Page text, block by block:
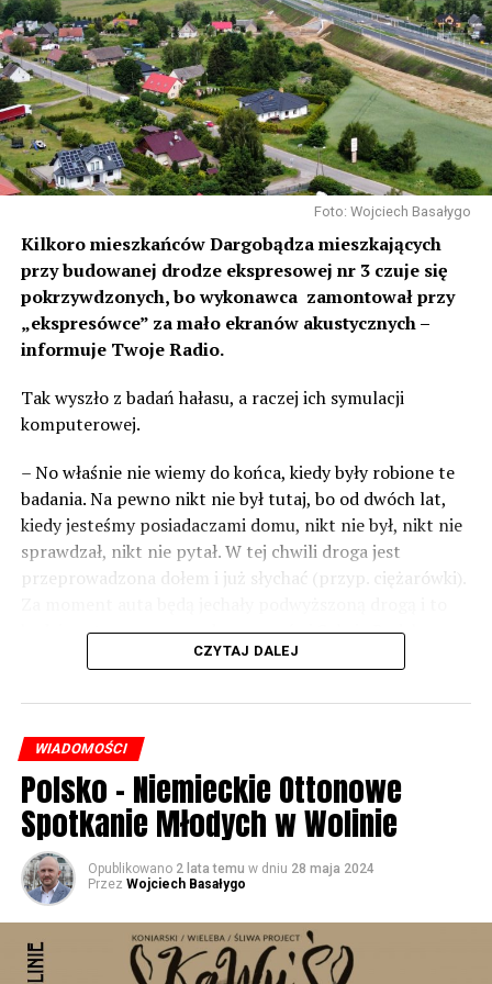
Foto: Wojciech Basałygo
Kilkoro mieszkańców Dargobądza mieszkających
przy budowanej drodze ekspresowej nr 3 czuje się
pokrzywdzonych, bo wykonawca zamontował przy
„ekspresówce” za mało ekranów akustycznych –
informuje Twoje Radio.
Tak wyszło z badań hałasu, a raczej ich symulacji
komputerowej.
– No właśnie nie wiemy do końca, kiedy były robione te
badania. Na pewno nikt nie był tutaj, bo od dwóch lat,
kiedy jesteśmy posiadaczami domu, nikt nie był, nikt nie
sprawdzał, nikt nie pytał. W tej chwili droga jest
przeprowadzona dołem i już słychać (przyp. ciężarówki).
będzie czteropasmowa droga – mówi Sylwia Rudak,
mieszkanka Dargobądza.
Inwestor tłumaczy, że poluzowano normy i to co było
hałasem jeszcze kilkanaście lat temu – dziś już nim nie
jest.
– Tych ekranów rzeczywiście w rejonie miejscowości
Dargobądz jest trochę mniej niż było przy starej drodze
krajowej numer trzy. Natomiast to wynika również z
tego, że te normy dopuszczalnego hałasu, które obecnie
obowiązują i które obowiązywały również podczas
przygotowywania dokumentacji projektowej dla drogi
ekspresowej S3 są inne niż te, które były przed wieloma
CZYTAJ DALEJ
WIADOMOŚCI
Polsko – Niemieckie Ottonowe
Spotkanie Młodych w Wolinie
Opublikowano 2 lata temu w dniu 28 maja 2024
Przez Wojciech Basałygo